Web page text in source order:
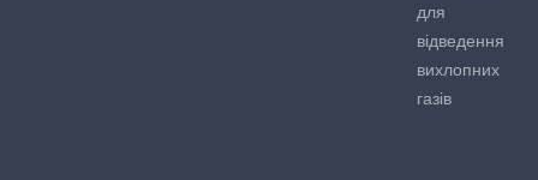
для
відведення
вихлопних
газів